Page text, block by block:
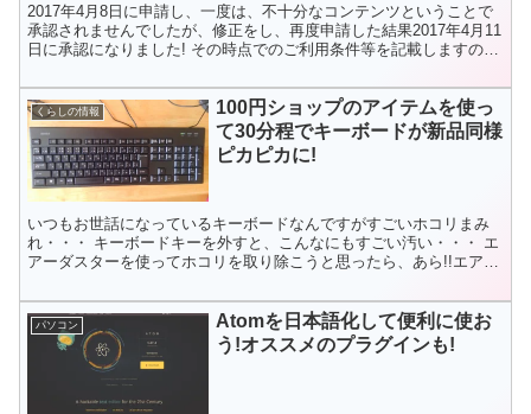
2017年4月8日に申請し、一度は、不十分なコンテンツということで
承認されませんでしたが、修正をし、再度申請した結果2017年4月11
日に承認になりました! その時点でのご利用条件等を記載しますの
くらしの情報
100円ショップのアイテムを使っ
て30分程でキーボードが新品同様
ピカピカに!
いつもお世話になっているキーボードなんですがすごいホコリまみ
れ・・・ キーボードキーを外すと、こんなにもすごい汚い・・・ エ
アーダスターを使ってホコリを取り除こうと思ったら、あら!!エアー
パソコン
Atomを日本語化して便利に使お
う!オススメのプラグインも!